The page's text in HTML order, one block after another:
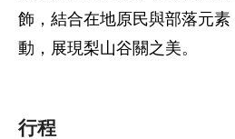
飾，結合在地原民與部落元
動，展現梨山谷關之美。
行程